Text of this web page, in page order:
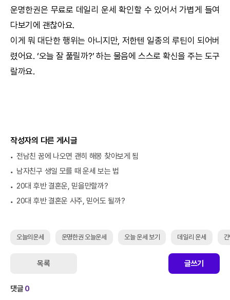
운명한권은 무료로 데일리 운세 확인할 수 있어서 가볍게 들여
다보기에 괜찮아요.
이게 뭐 대단한 행위는 아니지만, 저한텐 일종의 루틴이 되어버
렸어요. ‘오늘 잘 풀릴까?’ 하는 물음에 스스로 확신을 주는 도구
랄까요.
작성자의 다른 게시글
전남친 꿈에 나오면 괜히 해몽 찾아보게 됨
남자친구 생일 모를 때 운세 보는 법
20대 후반 결혼운, 믿을만할까?
20대 후반 결혼운 사주, 믿어도 될까?
오늘의운세 운명한권 오늘운세 오늘 운세 보기 데일리 운세
목록 글쓰기
댓글0